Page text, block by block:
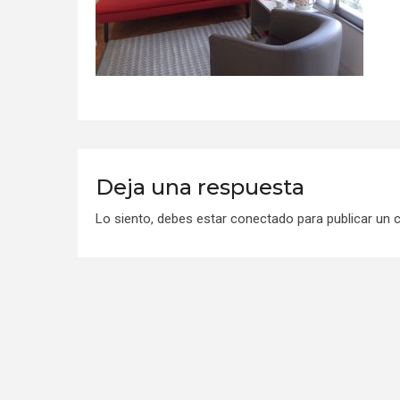
Deja una respuesta
Lo siento, debes estar conectado para publicar un